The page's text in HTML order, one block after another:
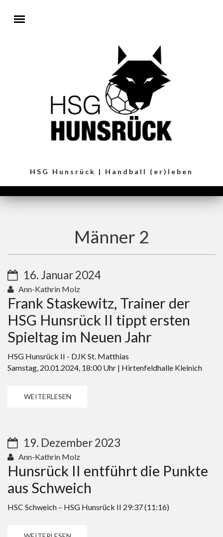
HSG Hunsrück | Handball (er)leben
Männer 2
16. Januar 2024
Ann-Kathrin Molz
Frank Staskewitz, Trainer der
HSG Hunsrück II tippt ersten
Spieltag im Neuen Jahr
HSG Hunsrück II - DJK St. Matthias
Samstag, 20.01.2024, 18:00 Uhr | Hirtenfeldhalle Kleinich
WEITERLESEN
19. Dezember 2023
Ann-Kathrin Molz
Hunsrück II entführt die Punkte
aus Schweich
HSC Schweich – HSG Hunsrück II 29:37 (11:16)